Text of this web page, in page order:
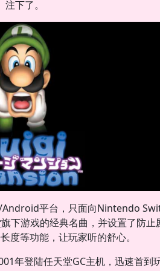
注下了。
Android平台，只面向Nintendo
下游戏的经典名曲，并设置了防止
度等功能，让玩家听的舒心。
年登陆任天堂GC主机，迅速首到